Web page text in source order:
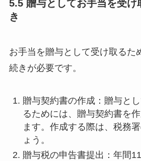
5.5 贈与としてお手当を受け
き
お手当を贈与として受け取るた
続きが必要です。
贈与契約書の作成：贈与と
るためには、贈与契約書を
ます。作成する際は、税務
ょう。
贈与税の申告書提出：年間